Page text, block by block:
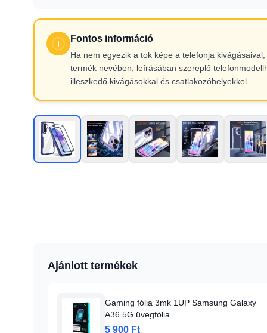
Fontos információ
Ha nem egyezik a tok képe a telefonja kivágásaival,
termék nevében, leírásában szereplő
illeszkedő kivágásokkal és csatlakozóhelyekkel.
Ajánlott termékek
Gaming fólia 3mk 1UP Samsung Galaxy
A36 5G üvegfólia
5 900 Ft